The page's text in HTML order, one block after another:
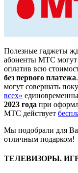
Полезные гаджеты
абоненты МТС могут
оплатив всю
без первого платежа
могут совершать
всех»
2023 года при
МТС действует
Мы подобрали для
отличным подарком!
ТЕЛЕВИЗОРЫ.